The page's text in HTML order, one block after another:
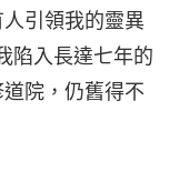
引領我的靈異
陷入長達七年的
院，仍舊得不